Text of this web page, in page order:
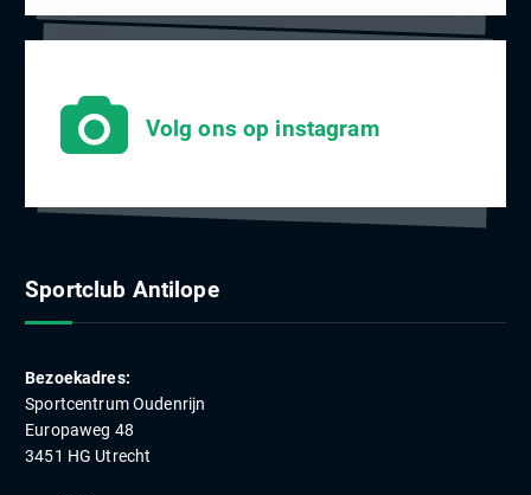
Volg ons op instagram
Sportclub Antilope
Bezoekadres:
Sportcentrum Oudenrijn
Europaweg 48
3451 HG Utrecht